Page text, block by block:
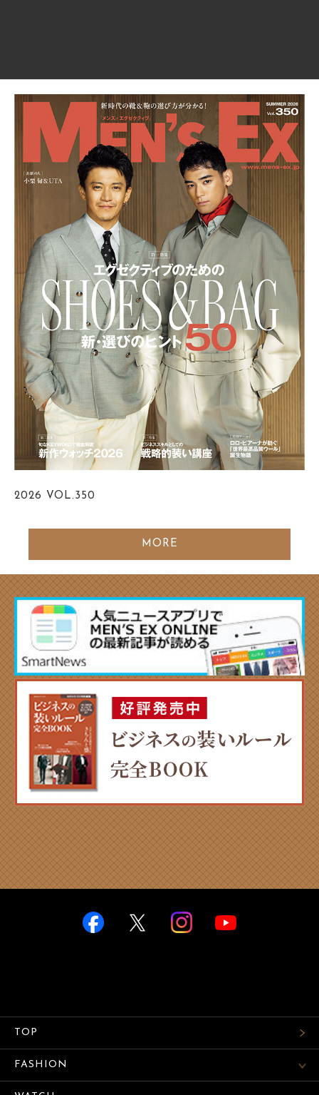
2026 VOL.350
MORE
TOP
FASHION